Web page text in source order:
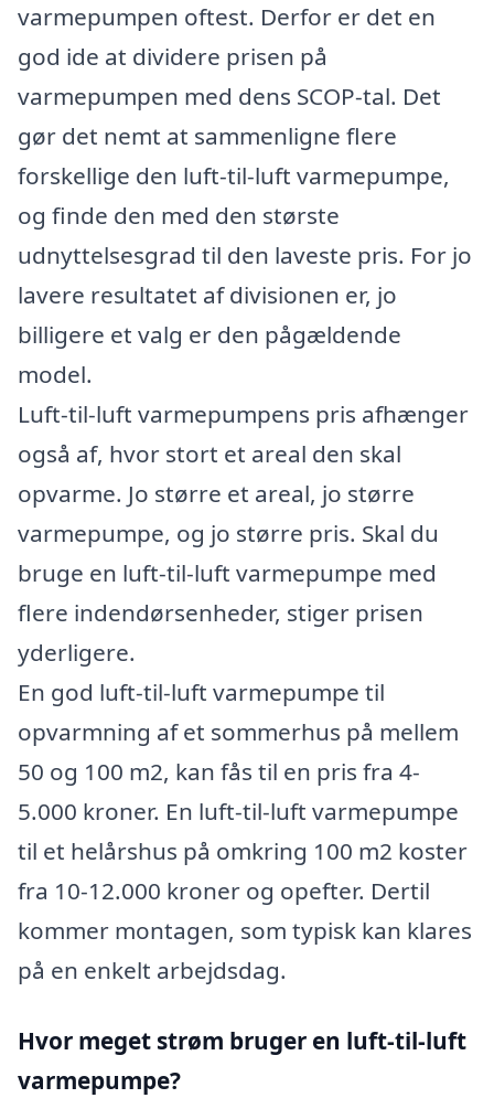
varmepumpen oftest. Derfor er det en
god ide at dividere prisen på
varmepumpen med dens SCOP-tal. Det
gør det nemt at sammenligne flere
forskellige den luft-til-luft varmepumpe,
og finde den med den største
udnyttelsesgrad til den laveste pris. For jo
lavere resultatet af divisionen er, jo
billigere et valg er den pågældende
model.
Luft-til-luft varmepumpens pris afhænger
også af, hvor stort et areal den skal
opvarme. Jo større et areal, jo større
varmepumpe, og jo større pris. Skal du
bruge en luft-til-luft varmepumpe med
flere indendørsenheder, stiger prisen
yderligere.
En god luft-til-luft varmepumpe til
opvarmning af et sommerhus på mellem
50 og 100 m2, kan fås til en pris fra 4-
5.000 kroner. En luft-til-luft varmepumpe
til et helårshus på omkring 100 m2 koster
fra 10-12.000 kroner og opefter. Dertil
kommer montagen, som typisk kan klares
på en enkelt arbejdsdag.
Hvor meget strøm bruger en luft-til-luft
varmepumpe?